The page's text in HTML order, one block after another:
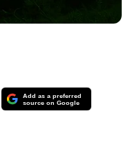
Add as a preferred
source on Google